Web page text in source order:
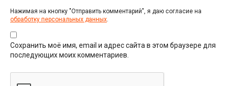
Нажимая на кнопку "Отправить комментарий", я даю согласие на
обработку персональных данных.
Сохранить моё имя, email и адрес сайта в этом браузере для
последующих моих комментариев.